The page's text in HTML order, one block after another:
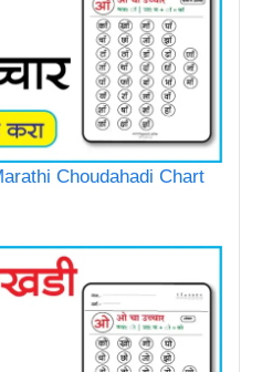
Marathi Choudahadi Chart